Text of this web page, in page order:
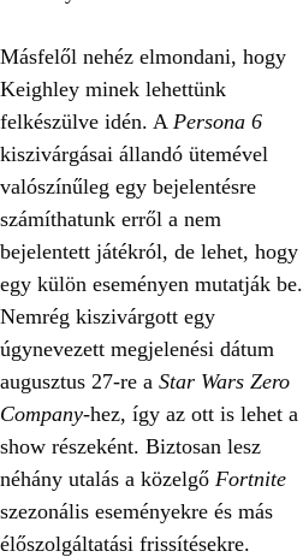
Másfelől nehéz elmondani, hogy
Keighley minek lehettünk
felkészülve idén. A Persona 6
kiszivárgásai állandó ütemével
valószínűleg egy bejelentésre
számíthatunk erről a nem
bejelentett játékról, de lehet, hogy
egy külön eseményen mutatják be.
Nemrég kiszivárgott egy
úgynevezett megjelenési dátum
augusztus 27-re a Star Wars Zero
Company-hez, így az ott is lehet a
show részeként. Biztosan lesz
néhány utalás a közelgő Fortnite
szezonális eseményekre és más
élőszolgáltatási frissítésekre.